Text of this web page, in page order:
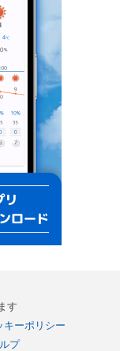
す
キーポリシー
プ